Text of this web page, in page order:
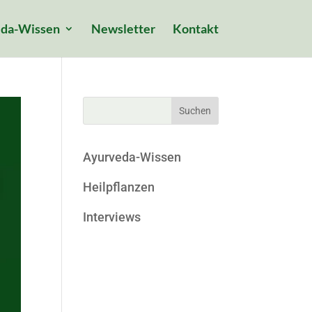
Wissen Newsletter Kontakt
Ayurveda-Wissen
Heilpflanzen
Interviews